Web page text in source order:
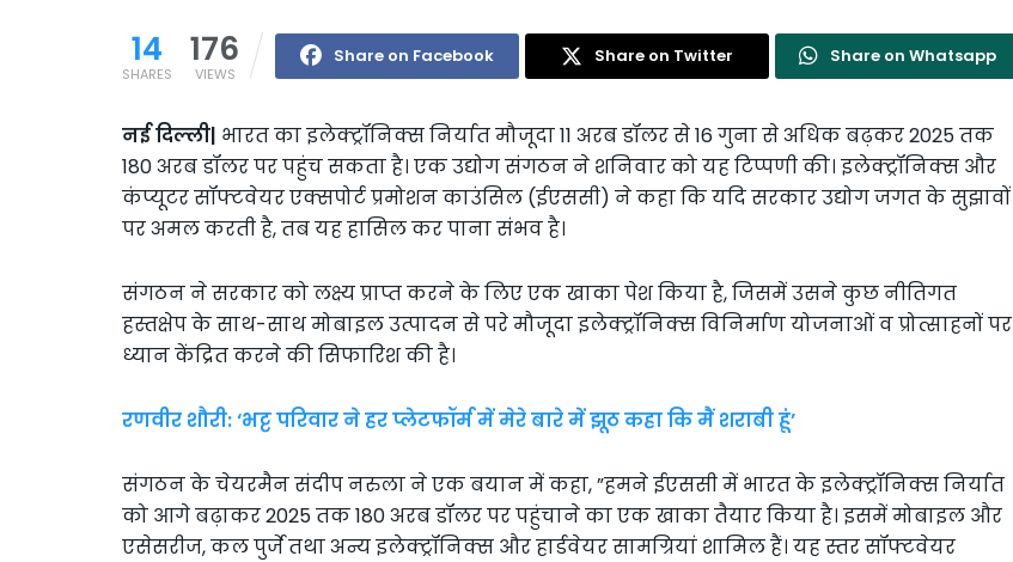
14
SHARES
176
VIEWS
Share on Facebook Share on Twitter Share on Whatsapp
नई दिल्ली| भारत का इलेक्ट्रॉनिक्स निर्यात मौजूदा 11 अरब डॉलर से 16 गुना से अधिक बढ़कर 2025 तक
180 अरब डॉलर पर पहुंच सकता है। एक उद्योग संगठन ने शनिवार को यह टिप्पणी की। इलेक्ट्रॉनिक्स और
कंप्यूटर सॉफ्टवेयर एक्सपोर्ट प्रमोशन काउंसिल (ईएससी) ने कहा कि यदि सरकार उद्योग जगत के सुझावों
पर अमल करती है, तब यह हासिल कर पाना संभव है।
संगठन ने सरकार को लक्ष्य प्राप्त करने के लिए एक खाका पेश किया है, जिसमें उसने कुछ नीतिगत
हस्तक्षेप के साथ-साथ मोबाइल उत्पादन से परे मौजूदा इलेक्ट्रॉनिक्स विनिर्माण योजनाओं व प्रोत्साहनों पर
ध्यान केंद्रित करने की सिफारिश की है।
रणवीर शौरी: ‘भट्ट परिवार ने हर प्लेटफॉर्म में मेरे बारे में झूठ कहा कि मैं शराबी हूं’
संगठन के चेयरमैन संदीप नरुला ने एक बयान में कहा, ”हमने ईएससी में भारत के इलेक्ट्रॉनिक्स निर्यात
को आगे बढ़ाकर 2025 तक 180 अरब डॉलर पर पहुंचाने का एक खाका तैयार किया है। इसमें मोबाइल और
एसेसरीज, कल पुर्जे तथा अन्य इलेक्ट्रॉनिक्स और हार्डवेयर सामग्रियां शामिल हैं। यह स्तर सॉफ्टवेयर